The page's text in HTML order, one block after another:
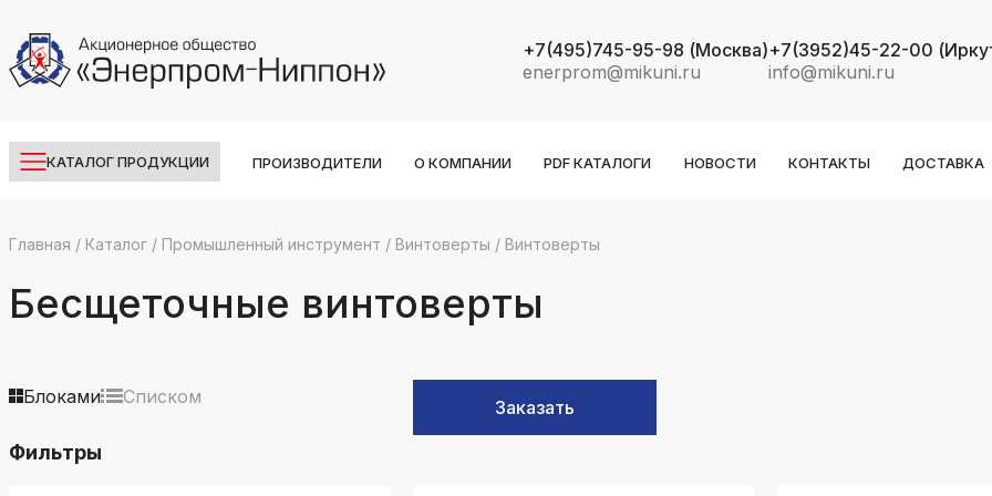
+7(495)745-95-98 (Москва)
enerprom@mikuni.ru
+7(3952)45-22-00
info@mikuni.ru
КАТАЛОГ ПРОДУКЦИИ ПРОИЗВОДИТЕЛИ О КОМПАНИИ PDF КАТАЛОГИ НОВОСТИ КОНТАКТЫ ДОСТАВКА
k
Главная / Каталог/ Промышленный инструмент / Винтоверты / Винтоверты
Беcщеточные винтоверты
Блоками Списком
Фильтры
Заказать